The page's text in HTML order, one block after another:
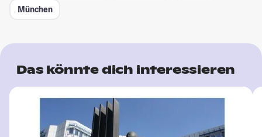
München
Das könnte dich interessieren